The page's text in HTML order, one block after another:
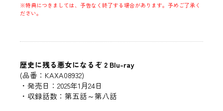
※特典につきましては、予告なく終了する場合があります。予めご了承く
ださい。
歴史に残る悪女になるぞ 2 Blu-ray
(品番：KAXA08932)
・発売日：2025年1月24日
・収録話数：第五話～第八話